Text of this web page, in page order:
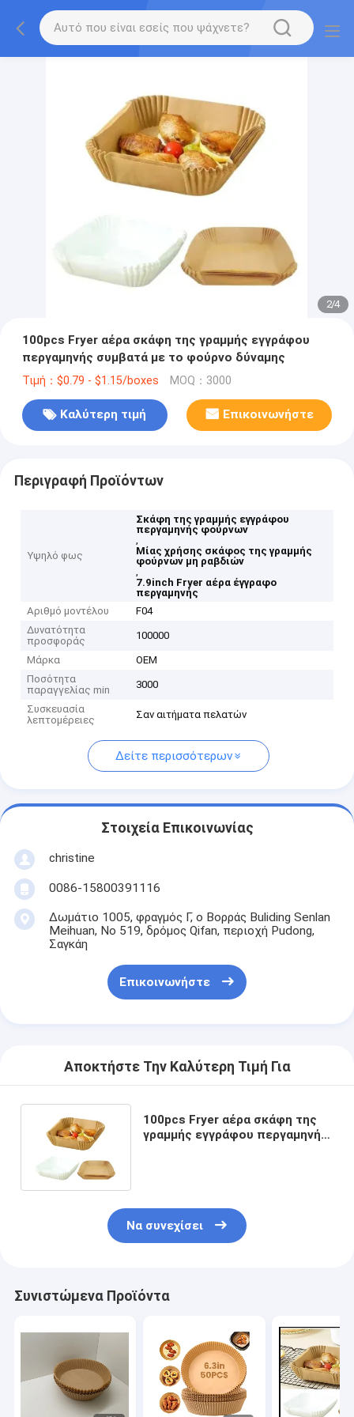
2/4
100pcs Fryer αέρα σκάφη της γραμμής εγγράφου
περγαμηνής συμβατά με το φούρνο δύναμης
Τιμή：$0.79 - $1.15/boxes MOQ：3000
Καλύτερη τιμή Επικοινωνήστε
Περιγραφή Προϊόντων
Υψηλό φως
Σκάφη της γραμμής εγγράφου
περγαμηνής φούρνων
,
Μίας χρήσης σκάφος της γραμμής
φούρνων μη ραβδιών
,
7.9inch Fryer αέρα έγγραφο
περγαμηνής
Αριθμό μοντέλου
F04
Δυνατότητα
προσφοράς
100000
Μάρκα
OEM
Ποσότητα
παραγγελίας min
3000
Συσκευασία
λεπτομέρειες
Σαν αιτήματα πελατών
Δείτε περισσότερων
Στοιχεία Επικοινωνίας
christine
0086-15800391116
Δωμάτιο 1005, φραγμός Γ, ο Βορράς Buliding Senlan
Meihuan, Νο 519, δρόμος Qifan, περιοχή Pudong,
Σαγκάη
Επικοινωνήστε
Αποκτήστε Την Καλύτερη Τιμή Για
100pcs Fryer αέρα σκάφη της
γραμμής εγγράφου περγαμηνής
Να συνεχίσει
Συνιστώμενα Προϊόντα